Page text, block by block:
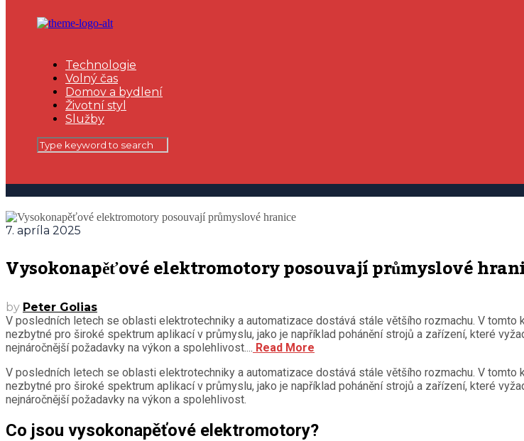
Technologie
Volný čas
Domov a bydlení
Životní styl
Služby
7. apríla 2025
Vysokonapěťové elektromotory posouvají průmyslové
by Peter Golias
V posledních letech se oblasti elektrotechniky a automatizace dostává stále většího rozmachu. V
nezbytné pro široké spektrum aplikací v průmyslu, jako je například pohánění strojů a zařízení, které
nejnáročnější požadavky na výkon a spolehlivost.... Read More
V posledních letech se oblasti elektrotechniky a automatizace dostává stále většího rozmachu. V
nezbytné pro široké spektrum aplikací v průmyslu, jako je například pohánění strojů a zařízení, které
nejnáročnější požadavky na výkon a spolehlivost.
Co jsou vysokonapěťové elektromotory?